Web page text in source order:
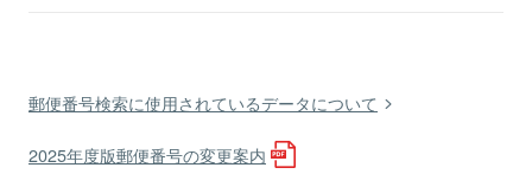
郵便番号検索に使用されているデータについて
2025年度版郵便番号の変更案内